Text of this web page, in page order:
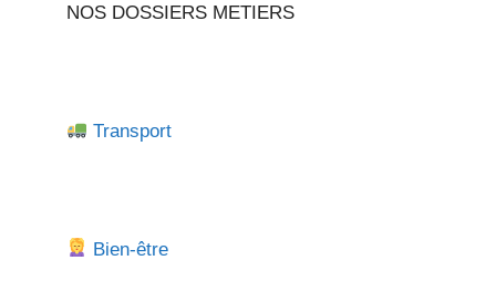
NOS DOSSIERS METIERS
Transport
Bien-être